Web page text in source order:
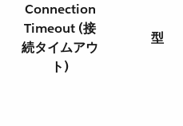
Connection
Timeout (接
続タイムアウ
ト)
型